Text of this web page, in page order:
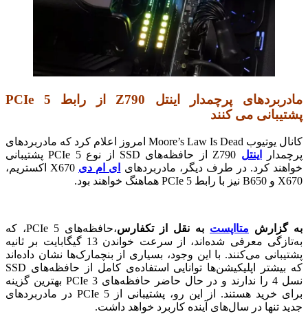
مادربردهای پرچمدار اینتل Z790 از رابط PCIe 5
پشتیبانی می کنند
کانال یوتیوب Moore’s Law Is Dead امروز اعلام کرد که مادربردهای
پرچمدار
اینتل
Z790 از حافظه‌های SSD از نوع PCIe 5 پشتیبانی
خواهند کرد. در طرف دیگر، مادربردهای
ای ام دی
X670 اکستریم،
X670 و B650 نیز با رابط PCIe 5 هماهنگ خواهند بود.
به گزارش متااپست به نقل از تکفارس
،حافظه‌های PCIe 5، که
به‌تازگی معرفی شده‌اند، از سرعت خواندن 13 گیگابایت بر ثانیه
پشتیبانی می‌کنند. با این وجود، بسیاری از بنچمارک‌ها نشان داده‌اند
که بیشتر اپلیکیشن‌ها توانایی استفاده‌ی کامل از حافظه‌های SSD
نسل 4 را ندارند و در حال حاضر حافظه‌های PCIe 3 بهترین گزینه
برای خرید هستند. از این رو، پشتیبانی از PCIe 5 در مادربردهای
جدید تنها در سال‌های آینده کاربرد خواهد داشت.